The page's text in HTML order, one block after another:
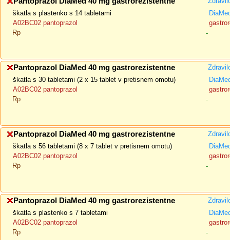
škatla s plastenko s 14 tabletami
A02BC02 pantoprazol
Rp
-
Pantoprazol DiaMed 40 mg gastrorezistentne
škatla s 30 tabletami (2 x 15 tablet v pretisnem omotu)
A02BC02 pantoprazol
Rp
-
Pantoprazol DiaMed 40 mg gastrorezistentne
škatla s 56 tabletami (8 x 7 tablet v pretisnem omotu)
A02BC02 pantoprazol
Rp
-
Pantoprazol DiaMed 40 mg gastrorezistentne
škatla s plastenko s 7 tabletami
A02BC02 pantoprazol
Rp
-